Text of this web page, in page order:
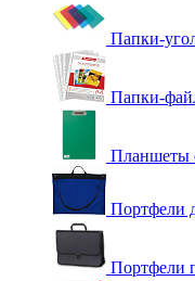
Папки-
Папки-
Планшеты
Портфели
Портфели